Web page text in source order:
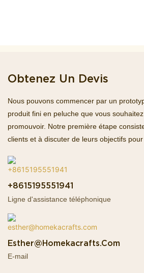
Obtenez Un Devis
Nous pouvons commencer par un
produit fini en peluche que vous
promouvoir. Notre première étape
clients et à discuter de leurs objectifs
+8615195551941
Ligne d'assistance téléphonique
Esther@homekacrafts.com
E-mail